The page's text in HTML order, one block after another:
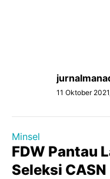
11 Oktober
Minsel
FDW Pantau
Seleksi CASN